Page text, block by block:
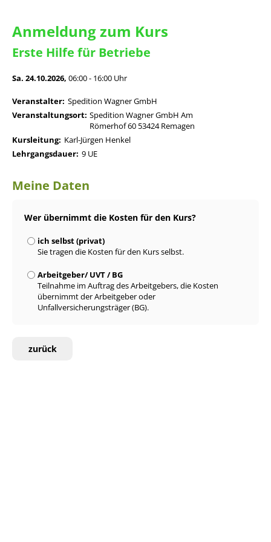
Anmeldung zum Kurs
Erste Hilfe für Betriebe
Sa. 24.10.2026, 06:00 - 16:00 Uhr
Veranstalter: Spedition Wagner GmbH
Veranstaltungsort: Spedition Wagner GmbH Am
Römerhof 60 53424 Remagen
Kursleitung: Karl-Jürgen Henkel
Lehrgangsdauer: 9 UE
Meine Daten
Wer übernimmt die Kosten für den Kurs?
ich selbst (privat)
Sie tragen die Kosten für den Kurs selbst.
Arbeitgeber/ UVT / BG
Teilnahme im Auftrag des Arbeitgebers, die Kosten
übernimmt der Arbeitgeber oder
Unfallversicherungsträger (BG).
zurück